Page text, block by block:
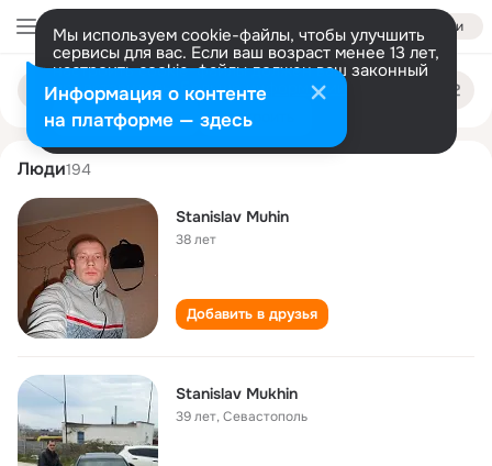
Войти
Мы используем cookie-файлы, чтобы улучшить
сервисы для вас. Если ваш возраст менее 13 лет,
настроить cookie-файлы должен ваш законный
представитель. Больше информации
Разрешить все Настроить
Поиск
людям
stanislav mukhin
Люди194
Stanislav Muhin
38 лет
Добавить в друзья
Stanislav Mukhin
39 лет,Севастополь
Информация о контенте
на платформе — здесь